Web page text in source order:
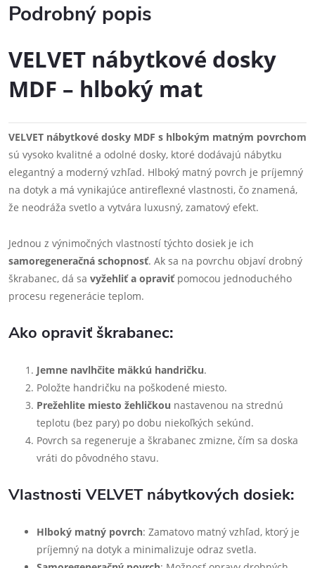
Podrobný popis
VELVET nábytkové dosky
MDF – hlboký mat
VELVET nábytkové dosky MDF s hlbokým matným povrchom
sú vysoko kvalitné a odolné dosky, ktoré dodávajú nábytku
elegantný a moderný vzhľad. Hlboký matný povrch je príjemný
na dotyk a má vynikajúce antireflexné vlastnosti, čo znamená,
že neodráža svetlo a vytvára luxusný, zamatový efekt.
Jednou z výnimočných vlastností týchto dosiek je ich
samoregeneračná schopnosť. Ak sa na povrchu objaví drobný
škrabanec, dá sa vyžehliť a opraviťpomocou jednoduchého
procesu regenerácie teplom.
Ako opraviť škrabanec:
Jemne navlhčite mäkkú handričku.
Položte handričku na poškodené miesto.
Prežehlite miesto žehličkou nastavenou na strednú
teplotu (bez pary) po dobu niekoľkých sekúnd.
Povrch sa regeneruje a škrabanec zmizne, čím sa doska
vráti do pôvodného stavu.
Vlastnosti VELVET nábytkových dosiek:
Hlboký matný povrch: Zamatovo matný vzhľad, ktorý je
príjemný na dotyk a minimalizuje odraz svetla.